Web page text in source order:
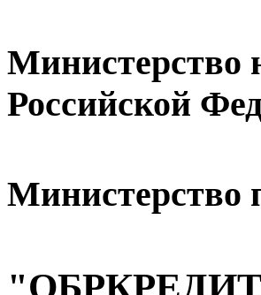
Министерство
Российской
Министерство